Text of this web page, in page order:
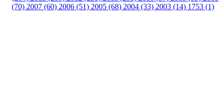
(70) 2007 (60) 2006 (51) 2005 (68) 2004 (33) 2003 (14) 1753 (1)